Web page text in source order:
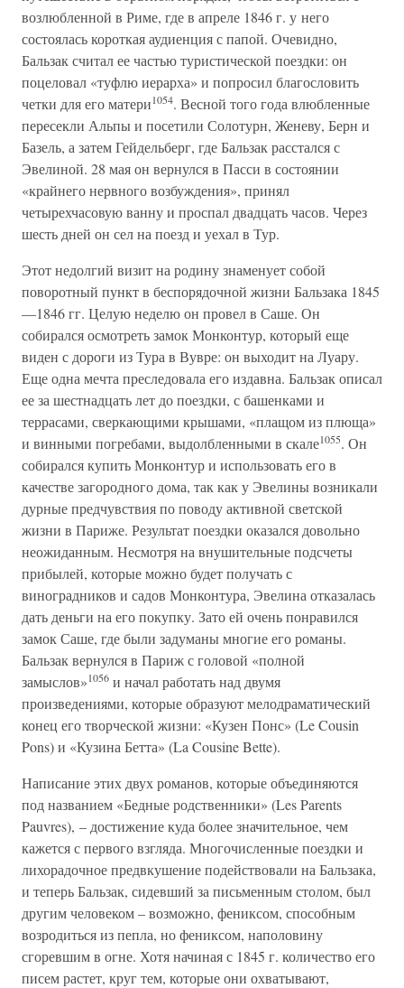
возлюбленной в Риме, где в апреле 1846 г. у него
состоялась короткая аудиенция с папой. Очевидно,
Бальзак считал ее частью туристической поездки: он
поцеловал «туфлю иерарха» и попросил благословить
четки для его матери1054. Весной того года влюбленные
пересекли Альпы и посетили Солотурн, Женеву, Берн и
Базель, а затем Гейдельберг, где Бальзак расстался с
Эвелиной. 28 мая он вернулся в Пасси в состоянии
«крайнего нервного возбуждения», принял
четырехчасовую ванну и проспал двадцать часов. Через
шесть дней он сел на поезд и уехал в Тур.
Этот недолгий визит на родину знаменует собой
поворотный пункт в беспорядочной жизни Бальзака 1845
—1846 гг. Целую неделю он провел в Саше. Он
собирался осмотреть замок Монконтур, который еще
виден с дороги из Тура в Вувре: он выходит на Луару.
Еще одна мечта преследовала его издавна. Бальзак описал
ее за шестнадцать лет до поездки, с башенками и
террасами, сверкающими крышами, «плащом из плюща»
и винными погребами, выдолбленными в скале1055. Он
собирался купить Монконтур и использовать его в
качестве загородного дома, так как у Эвелины возникали
дурные предчувствия по поводу активной светской
жизни в Париже. Результат поездки оказался довольно
неожиданным. Несмотря на внушительные подсчеты
прибылей, которые можно будет получать с
виноградников и садов Монконтура, Эвелина отказалась
дать деньги на его покупку. Зато ей очень понравился
замок Саше, где были задуманы многие его романы.
Бальзак вернулся в Париж с головой «полной
замыслов»1056 и начал работать над двумя
произведениями, которые образуют мелодраматический
конец его творческой жизни: «Кузен Понс» (Le Cousin
Pons) и «Кузина Бетта» (La Cousine Bette).
Написание этих двух романов, которые объединяются
под названием «Бедные родственники» (Les Parents
Pauvres), – достижение куда более значительное, чем
кажется с первого взгляда. Многочисленные поездки и
лихорадочное предвкушение подействовали на Бальзака,
и теперь Бальзак, сидевший за письменным столом, был
другим человеком – возможно, фениксом, способным
возродиться из пепла, но фениксом, наполовину
сгоревшим в огне. Хотя начиная с 1845 г. количество его
писем растет, круг тем, которые они охватывают,